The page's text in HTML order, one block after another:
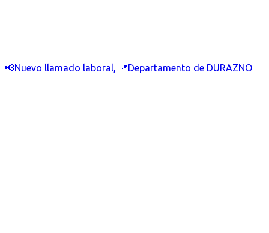
📢Nuevo llamado laboral, 📍Departamento de DURAZNO